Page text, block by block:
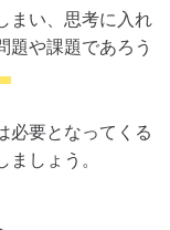
まい、思考に入れ
題や課題であろう
必要となってくる
しょう。